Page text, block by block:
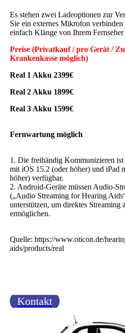
Es stehen zwei Ladeoptionen zur
Sie ein externes Mikrofon
einfach Klänge von Ihrem Fernseher
Preise (Privatkauf / pro Gerät /
Krankenkasse möglich)
Real 1 Akku 2399€
Real 2 Akku 1899€
Real 3 Akku 1599€
Fernwartung möglich
1. Die freihändig Kommunizieren
mit iOS 15.2 (oder höher) und iPad
höher) verfügbar.
2. Android-Geräte müssen Audio-
(„Audio Streaming for Hearing
unterstützen, um direktes Streaming
ermöglichen.
Quelle: https://www.oticon.de/
aids/products/real
Kontakt